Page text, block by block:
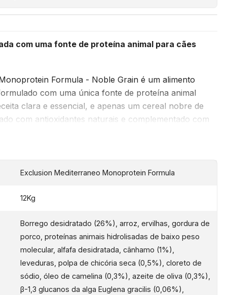
com uma fonte de proteína animal para cães
Formula - Noble Grain é um alimento
com uma única fonte de proteína animal
clara e essencial, e apenas um cereal nobre de
com antioxidantes naturais e complementado com
com uma receita inovadora de Super alimentos de
Azeite, Tomate, Romã, Brócolos e Chicória.
de frango, trigo, soja e milho.
fonte de proteína animal desidratada para mais
de nutrientes. Receita essencial e clara para um suporte
adequada às necessidades nutricionais do cão
Exclusion Mediterraneo Monoprotein Formula
12Kg
Borrego desidratado (26%), arroz, ervilhas, gordura de
porco, proteínas animais hidrolisadas de baixo peso
molecular, alfafa desidratada, cânhamo (1%),
leveduras, polpa de chicória seca (0,5%), cloreto de
sódio, óleo de camelina (0,3%), azeite de oliva (0,3%),
β-1,3 glucanos da alga Euglena gracilis (0,06%),